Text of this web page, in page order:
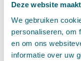
Deze website
We gebruiken
personaliseren, om
en om ons
informatie over uw
Omgevingsrecht